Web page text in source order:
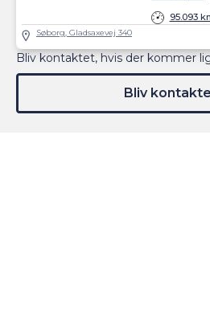
95.093
Søborg, Gladsaxevej 340
Bliv kontaktet, hvis der kommer
Bliv